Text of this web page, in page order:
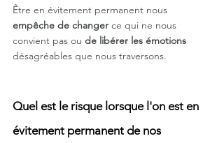
Être en évitement permanent nous
empêche de changer ce qui ne nous
convient pas ou de libérer les émotions
désagréables que nous traversons.
Quel est le risque lorsque l'on est en
évitement permanent de nos